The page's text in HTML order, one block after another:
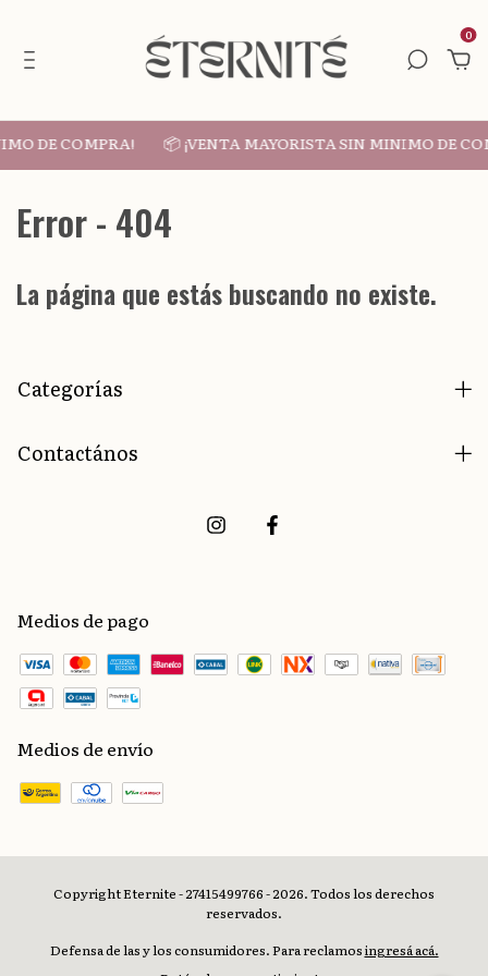
0
DE COMPRA! 📦 ¡VENTA MAYORISTA SIN MINIMO DE
Error - 404
La página que estás buscando no existe.
Categorías
Contactános
Medios de pago
Medios de envío
Copyright Eternite - 27415499766 - 2026. Todos los derechos
reservados.
Defensa de las y los consumidores. Para reclamosingresá acá.